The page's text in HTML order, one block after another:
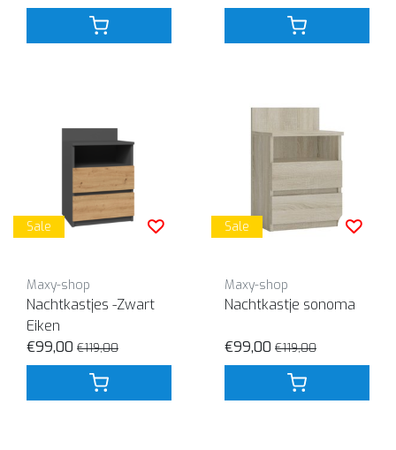
Sale
Maxy-shop
Nachtkastjes -Zwart
Eiken
€99,00 €119,00
Sale
Maxy-shop
Nachtkastje sonoma
€99,00 €119,00